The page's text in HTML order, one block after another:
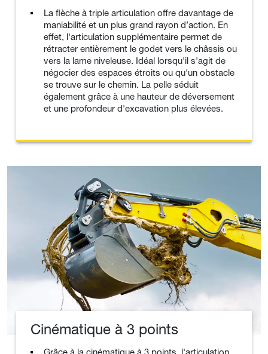
La flèche à triple articulation offre davantage de
maniabilité et un plus grand rayon d’action. En
effet, l'articulation supplémentaire permet de
rétracter entièrement le godet vers le châssis ou
vers la lame niveleuse. Idéal lorsqu'il s'agit de
négocier des espaces étroits ou qu'un obstacle
se trouve sur le chemin. La pelle séduit
également grâce à une hauteur de déversement
et une profondeur d'excavation plus élevées.
Cinématique à 3 points
Grâce à la cinématique à 3 points, l'articulation